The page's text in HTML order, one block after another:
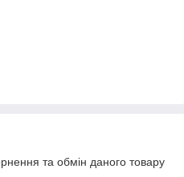
та обмін даного товару